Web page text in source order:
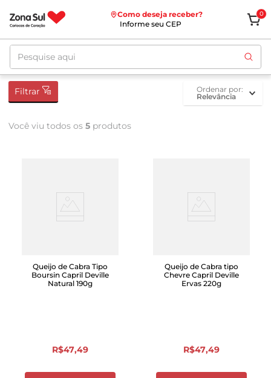
Como deseja receber?
Informe seu CEP
0
Pesquise aqui
Filtrar
ordenar por
Relevância
Você viu todos os 5 produtos
Queijo de Cabra Tipo
Boursin Capril Deville
Natural 190g
R$47,49
Queijo de Cabra tipo
Chevre Capril Deville
Ervas 220g
R$47,49